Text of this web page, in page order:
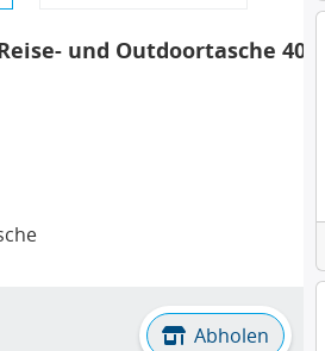
und Outdoortasche 40L
Abholen